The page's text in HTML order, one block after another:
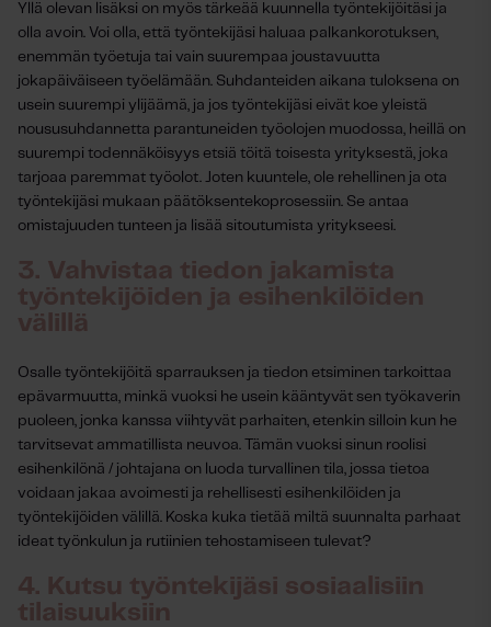
Yllä olevan lisäksi on myös tärkeää kuunnella työntekijöitäsi ja
olla avoin. Voi olla, että työntekijäsi haluaa palkankorotuksen,
enemmän työetuja tai vain suurempaa joustavuutta
jokapäiväiseen työelämään. Suhdanteiden aikana tuloksena on
usein suurempi ylijäämä, ja jos työntekijäsi eivät koe yleistä
noususuhdannetta parantuneiden työolojen muodossa, heillä on
suurempi todennäköisyys etsiä töitä toisesta yrityksestä, joka
tarjoaa paremmat työolot. Joten kuuntele, ole rehellinen ja ota
työntekijäsi mukaan päätöksentekoprosessiin. Se antaa
omistajuuden tunteen ja lisää sitoutumista yritykseesi.
3. Vahvistaa tiedon jakamista
työntekijöiden ja esihenkilöiden
välillä
Osalle työntekijöitä sparrauksen ja tiedon etsiminen tarkoittaa
epävarmuutta, minkä vuoksi he usein kääntyvät sen työkaverin
puoleen, jonka kanssa viihtyvät parhaiten, etenkin silloin kun he
tarvitsevat ammatillista neuvoa. Tämän vuoksi sinun roolisi
esihenkilönä / johtajana on luoda turvallinen tila, jossa tietoa
voidaan jakaa avoimesti ja rehellisesti esihenkilöiden ja
työntekijöiden välillä. Koska kuka tietää miltä suunnalta parhaat
ideat työnkulun ja rutiinien tehostamiseen tulevat?
4. Kutsu työntekijäsi sosiaalisiin
tilaisuuksiin